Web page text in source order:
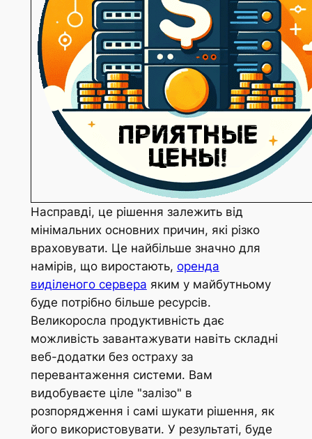
Насправді, це рішення залежить від
мінімальних основних причин, які різко
враховувати. Це найбільше значно для
намірів, що виростають, оренда
виділеного сервера яким у майбутньому
буде потрібно більше ресурсів.
Великоросла продуктивність дає
можливість завантажувати навіть складні
веб-додатки без остраху за
перевантаження системи. Вам
видобуваєте ціле "залізо" в
розпорядження і самі шукати рішення, як
його використовувати. У результаті, буде